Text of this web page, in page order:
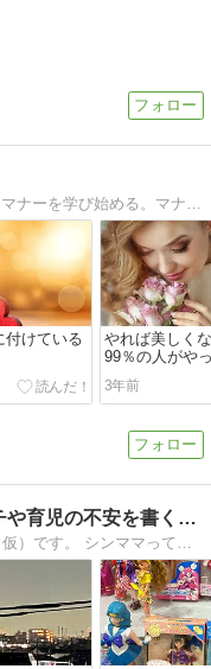
ある人に言われた一言がきっかけで、マナーを学び始める。マナーと共にさらに肌荒れを克服した経験を活かし、女性を内外面から美しくなるための情報発信をしています！
付けている
やれば美しく
99％の人がや
3年前
36歳シンママが暮らしへのグチや育児の不安を書くブログ
36歳。アラフォーシンママのゆりえ（仮）です。 シンママって大変。暮らしや会社に不満たくさん抱えつつ 子どもの育児や将来のことに不安もたくさん抱えている。 そんなシンママが日々のグチ・不安を自由気ままに書いていきます。